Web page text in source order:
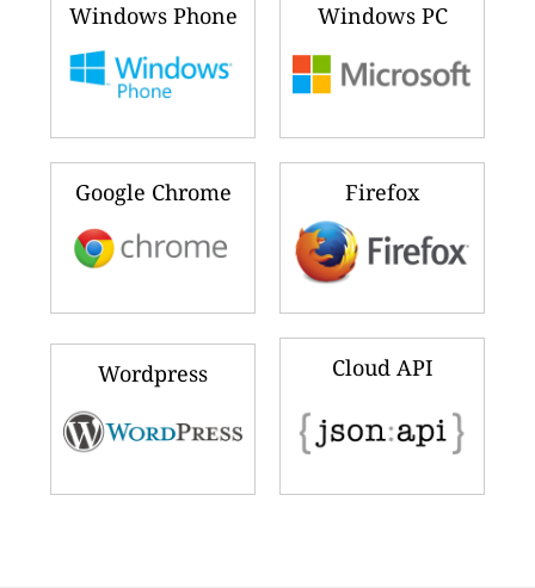
Windows Phone Windows PC
Google Chrome Firefox
Wordpress Cloud API